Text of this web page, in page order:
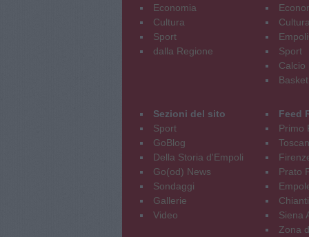
Economia
Cultura
Sport
dalla Regione
Cultura
Sport
Calcio
Basket
Sezioni del sito
Sport
GoBlog
Della Storia d'Empoli
Go(od) News
Sondaggi
Gallerie
Video
Feed
Primo
Prato
Siena
Zona